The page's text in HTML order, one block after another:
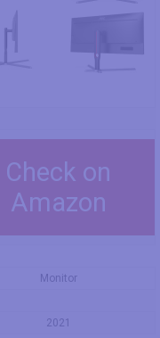
Check on
Amazon
Monitor
2021